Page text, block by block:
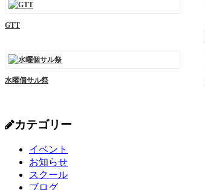
GTT
水曜個サル祭
カテゴリー
イベント
お知らせ
スクール
ブログ